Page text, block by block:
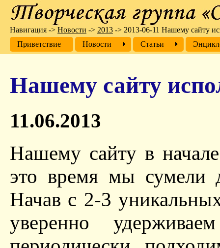
Нашему сайту
11.06.2013
Нашему сайту в
это время мы сумели
Начав с 2-3
уверенно
Навигация -> Новости -> 2013 -> 2013-06-11 Нашему сайту
Приветствие
Новости Cтатьи